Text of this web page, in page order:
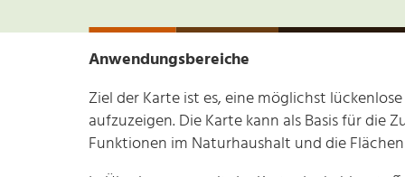
Anwendungsbereiche
Ziel der Karte ist es, eine möglichst
aufzuzeigen. Die Karte kann als Basis für
Funktionen im Naturhaushalt und die